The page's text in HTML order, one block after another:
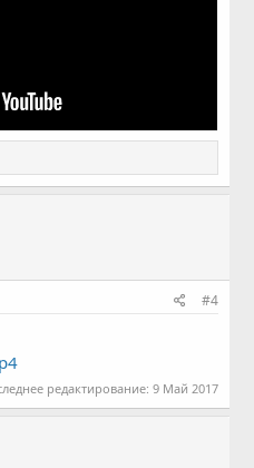
#4
редактирование: 9 Май 2017